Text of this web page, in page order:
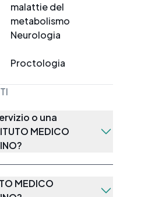
malattie del
metabolismo
Neurologia
Proctologia
o una
MEDICO
?
MEDICO